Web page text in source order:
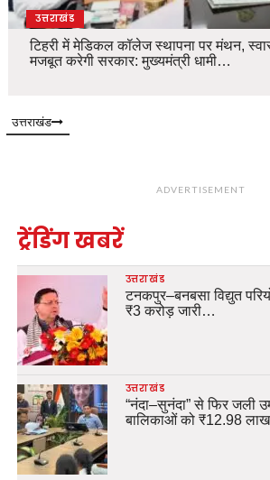
उत्तराखंड
टिहरी में मेडिकल कॉलेज स्थापना पर मंथन,
मजबूत करेगी सरकार: मुख्यमंत्री धामी…
उत्तराखंड
ADVERTISEMENT
ट्रेंडिंग खबरें
उत्तराखंड
टनकपुर–बनबसा विद्युत
₹3 करोड़ जारी…
उत्तराखंड
“नंदा–सुनंदा” से फिर जली
बालिकाओं को ₹12.98